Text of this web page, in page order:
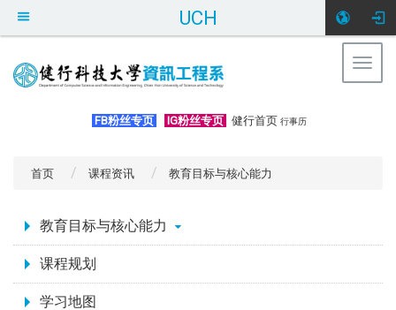
UCH
FB粉丝专页 IG粉丝专页 健行首页 行事历
首页 课程资讯 教育目标与核心能力
教育目标与核心能力
课程规划
学习地图